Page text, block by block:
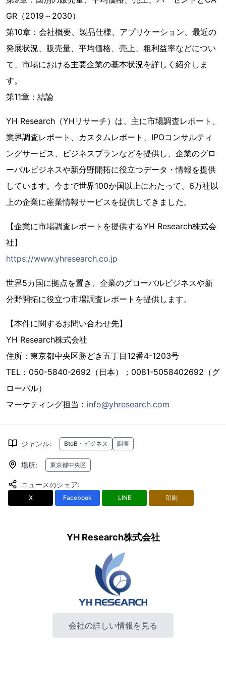
GR（2019～2030）
第10章：会社概要、製品仕様、アプリケーション、最近の
発展状況、販売量、平均価格、売上、粗利益率などについ
て、市場における主要企業の基本状況を詳しく紹介しま
す。
第11章：結論
YH Research（YHリサーチ）は、主に市場調査レポート、
業界調査レポート、カスタムレポート、IPOコンサルティ
ングサービス、ビジネスプランなどを提供し、企業のグロ
ーバルビジネスや新分野開拓に役立つデータ・情報を提供
しています。今まで世界100か国以上にわたって、6万社以
上の企業に産業情報サービスを提供してきました。
【企業に市場調査レポートを提供するYH Research株式会
社】
https://www.yhresearch.co.jp
世界5カ国に拠点を置き、企業のグローバルビジネスや新
分野開拓に役立つ市場調査レポートを提供します。
【本件に関するお問い合わせ先】
YH Research株式会社
住所：東京都中央区勝どき五丁目12番4-1203号
TEL：050-5840-2692（日本）；0081-5058402692（グ
ローバル）
マーケティング担当： info@yhresearch.com
ジャンル: BtoB・ビジネス 調査
場所: 東京都中央区
ニュースのシェア:
X Facebook LINE 印刷
YH Research株式会社
会社の詳しい情報を見る